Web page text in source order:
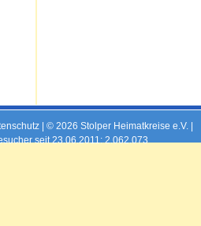
| © 2026 Stolper Heimatkreise e.V. |
seit 23.06.2011: 2.062.073